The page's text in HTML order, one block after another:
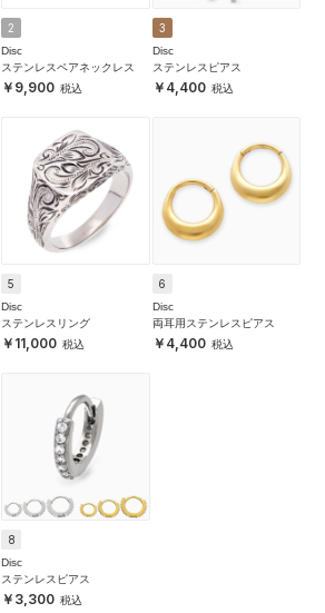
2
Disc
ステンレスペアネックレス
9,900
3
Disc
ステンレスピアス
4,400
5
Disc
ステンレスリング
11,000
6
Disc
両耳用ステンレスピアス
4,400
8
Disc
ステンレスピアス
3,300